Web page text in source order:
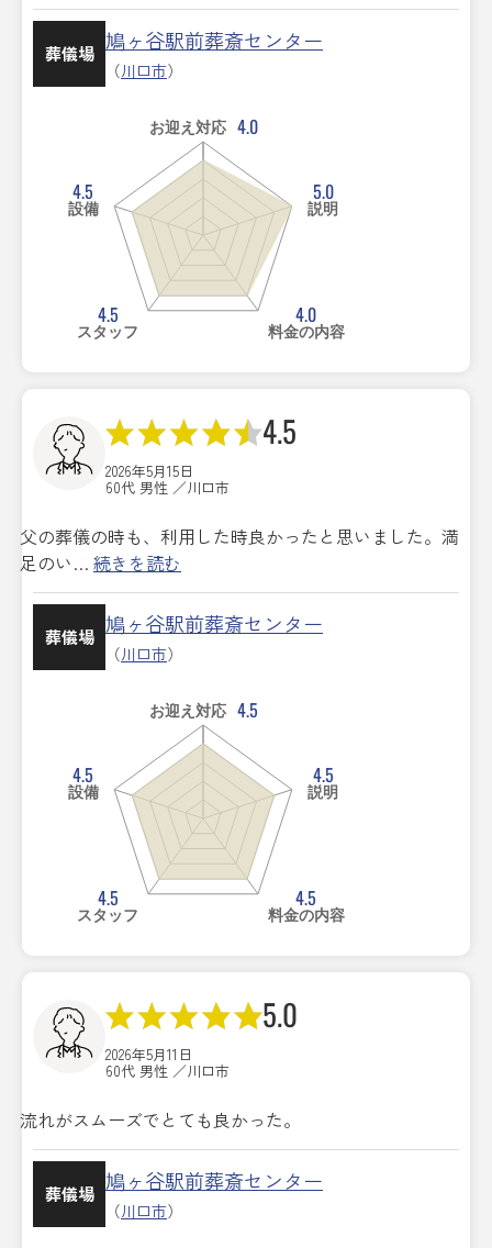
葬儀場 鳩ヶ谷駅前葬斎センター
（川口市）
お迎え対応 4.0
5.0
説明
4.0
料金の内容
4.5
スタッフ
4.5
設備
4.5
2026年5月15日
60代 男性 ／川口市
父の葬儀の時も、利用した時良かったと思いました。満
足のい… 続きを読む
葬儀場 鳩ヶ谷駅前葬斎センター
（川口市）
お迎え対応 4.5
4.5
説明
4.5
料金の内容
4.5
スタッフ
4.5
設備
5.0
2026年5月11日
60代 男性 ／川口市
流れがスムーズでとても良かった。
葬儀場 鳩ヶ谷駅前葬斎センター
（川口市）